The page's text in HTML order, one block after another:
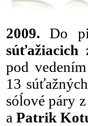
2009. Do
súťažiacich
pod
13
sóĺové páry
a Patrik